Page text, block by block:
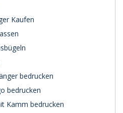
Kaufen
bedrucken
bedrucken
Kamm bedrucken